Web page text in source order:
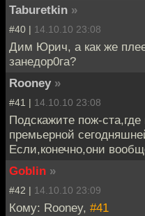
Taburetkin »
#40 | 14.10.10 23:08
Дим Юрич, а как же
занедор0га?
Rooney »
#41 | 14.10.10 23:08
Подскажите пож-
премьерной
Если,конечно,они
Goblin »
#42 | 14.10.10 23:09
Кому: Rooney, #41